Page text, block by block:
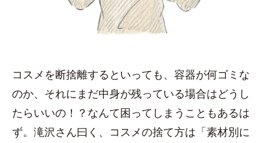
コスメを断捨離するといっても、容器が何ゴミな
のか、それにまだ中身が残っている場合はどうし
たらいいの！？なんて困ってしまうこともあるは
ず。滝沢さん曰く、コスメの捨て方は「素材別に